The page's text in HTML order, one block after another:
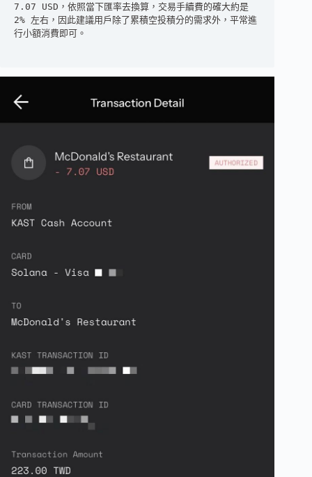
7.07 USD，依照當下匯率去換算，交易手續費的確大約是
2% 左右，因此建議用戶除了累積空投積分的需求外，平常進
行小額消費即可。